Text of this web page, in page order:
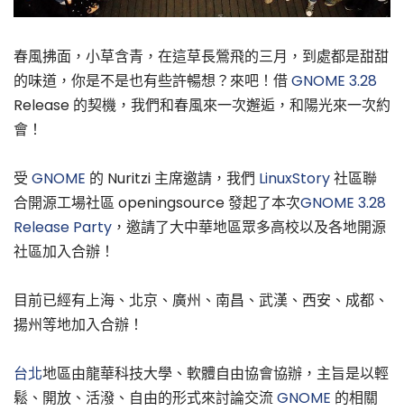
春風拂面，小草含青，在這草長鶯飛的三月，到處都是甜甜
的味道，你是不是也有些許暢想？來吧！借GNOME 3.28
Release 的契機，我們和春風來一次邂逅，和陽光來一次約
會！
受 GNOME 的 Nuritzi 主席邀請，我們 LinuxStory社區聯
合開源工場社區 openingsource 發起了本次GNOME 3.28
Release Party ，邀請了大中華地區眾多高校以及各地開源
社區加入合辦！
目前已經有上海、北京、廣州、南昌、武漢、西安、成都、
揚州等地加入合辦！
台北地區由龍華科技大學、軟體自由協會協辦，主旨是以輕
鬆、開放、活潑、自由的形式來討論交流GNOME 的相關